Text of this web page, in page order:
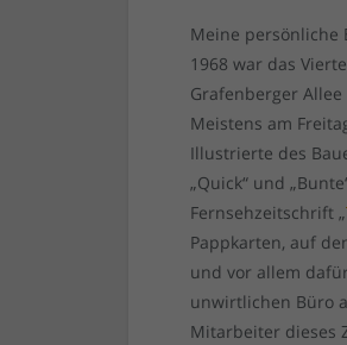
Meine persönliche
1968 war das
Grafenberger
Meistens am
Illustrierte des
„Quick“ und
Fernsehzeitschrift „
Pappkarten, auf
und vor allem
unwirtlichen Büro
Mitarbeiter dieses